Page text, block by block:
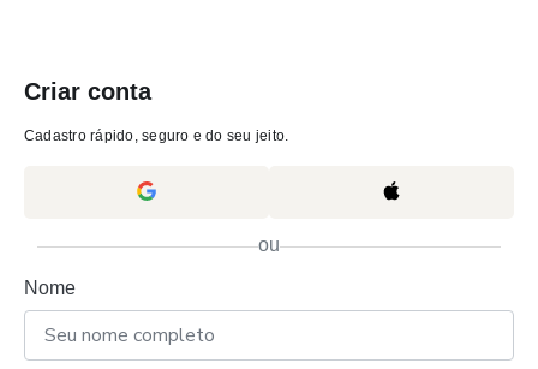
Criar conta
Cadastro rápido, seguro e do seu jeito.
ou
Nome